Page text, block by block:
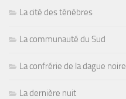
La cité des ténèbres
La communauté du Sud
La confrérie de la dague noire
La dernière nuit